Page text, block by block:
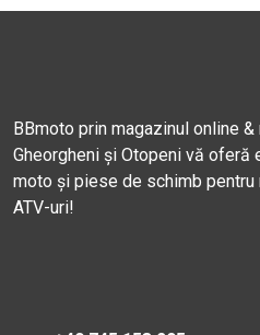
BBmoto prin magazinul online
Gheorgheni și Otopeni vă oferă
moto și piese de schimb
ATV-uri!